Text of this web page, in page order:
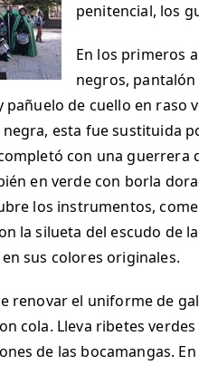
penitencial, los
En los primeros
negros,
pañuelo de cuello en
esta fue sustituida
con una guerrera
en verde con borla
los instrumentos,
la silueta del escudo de
sus colores originales.
renovar el uniforme de
cola. Lleva ribetes
de las bocamangas.